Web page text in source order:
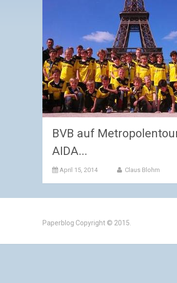
BVB auf
AIDA...
April 15, 2014 Claus Blohm
Paperblog Copyright © 2015.